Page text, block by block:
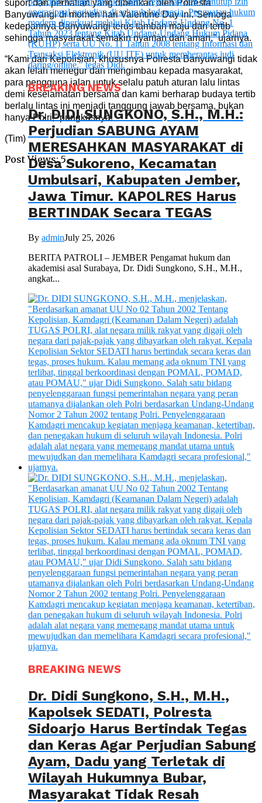
suport dan perhatian yang diberikan oleh Polresta
Banyuwangi di momen hari Valentine Day ini.”Semoga
kedepannya Banyuwangi terus tambah maju dan tertib
sehingga masyarakat semakin nyaman dan aman,” ujarnya.
“Kami dari Kepolisian, khususnya Polresta Banyuwangi tidak
akan lelah menegur dan mengimbau kepada masyarakat,
para pengguna jalan untuk selalu patuh aturan lalu lintas
demi keselamatan bersama dan kami berharap budaya tertib
berlalu lintas ini menjadi tanggung jawab bersama, bukan
hanya Polri,” pungkasnya.
(Tim)
Post Views: 5
BREAKING NEWS
Dr. DIDI SUNGKONO, S.H., M.H.:
Perjudian SABUNG AYAM
MERESAHKAN MASYARAKAT di
Desa Sukoreno, Kecamatan
Umbulsari, Kabupaten Jember,
Jawa Timur. KAPOLRES Harus
BERTINDAK Secara TEGAS
By adminJuly 25, 2026
BERITA PATROLI – JEMBER Pengamat hukum dan
akademisi asal Surabaya, Dr. Didi Sungkono, S.H., M.H.,
angkat...
BREAKING NEWS
Dr. Didi Sungkono, S.H., M.H.,
Kapolsek SEDATI, Polresta
Sidoarjo Harus Bertindak Tegas
dan Keras Agar Perjudian Sabung
Ayam, Dadu yang Terletak di
Wilayah Hukumnya Bubar,
Masyarakat Tidak Resah